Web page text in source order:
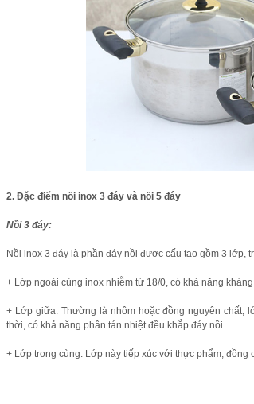
2. Đặc điểm nồi inox 3 đáy và nồi 5 đáy
Nồi 3 đáy:
Nồi inox 3 đáy là phần đáy nồi được cấu tạo gồm 3 lớp,
+ Lớp ngoài cùng inox nhiễm từ 18/0, có khả năng
+ Lớp giữa: Thường là nhôm hoặc đồng nguyên chất,
thời, có khả năng phân tán nhiệt đều khắp đáy nồi.
+ Lớp trong cùng: Lớp này tiếp xúc với thực phẩm, đồng